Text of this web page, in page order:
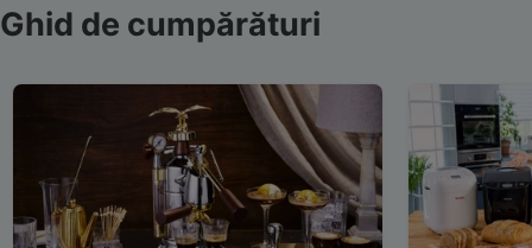
Ghid de cumpărături